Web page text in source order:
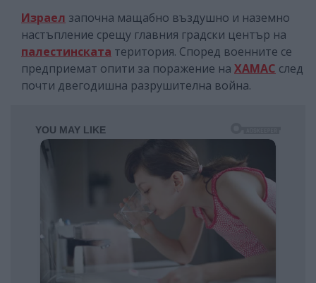
Израел започна мащабно въздушно и наземно
настъпление срещу главния градски център на
палестинската територия. Според военните се
предприемат опити за поражение на ХАМАС след
почти двегодишна разрушителна война.